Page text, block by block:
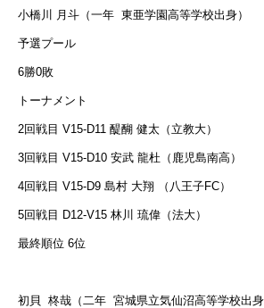
小橋川 月斗（一年 東亜学園高等学校出身）
予選プール
6勝0敗
トーナメント
2回戦目 V15-D11 醍醐 健太（立教大）
3回戦目 V15-D10 安武 龍杜（鹿児島南高）
4回戦目 V15-D9 島村 大翔 （八王子FC）
5回戦目 D12-V15 林川 琉偉（法大）
最終順位 6位
初貝 柊哉（二年 宮城県立気仙沼高等学校出身